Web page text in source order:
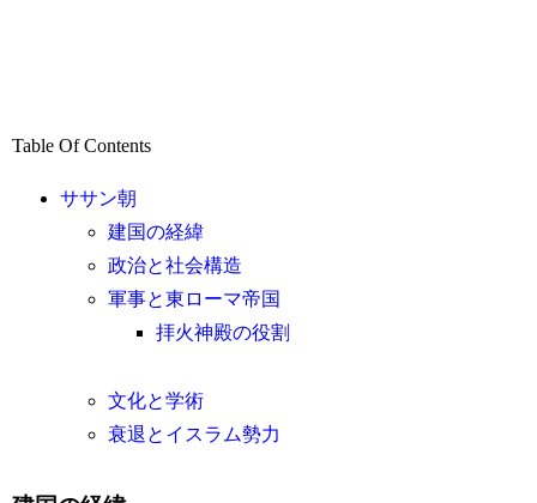
Table Of Contents
ササン朝
建国の経緯
政治と社会構造
軍事と東ローマ帝国
拝火神殿の役割
文化と学術
衰退とイスラム勢力